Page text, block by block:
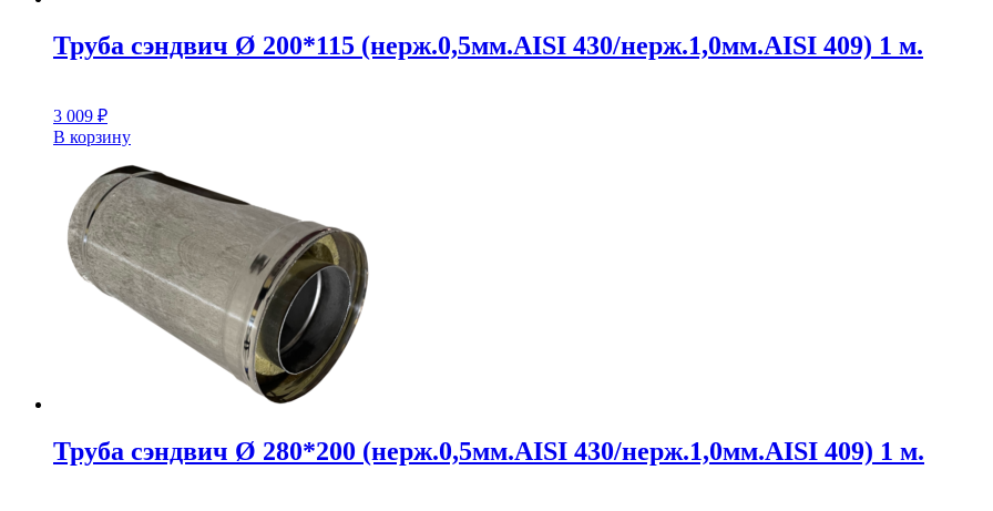
Труба сэндвич Ø 200*115 (нерж.0,5мм.AISI 430/нерж.1,0мм.AISI 409) 1 м.
3 009 ₽
В корзину
Труба сэндвич Ø 280*200 (нерж.0,5мм.AISI 430/нерж.1,0мм.AISI 409) 1 м.